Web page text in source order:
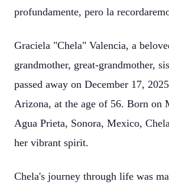
profundamente, pero la
Graciela "Chela" Valencia, a
grandmother, great-grandmother,
passed away on December 17,
Arizona, at the age of 56. Born on
Agua Prieta, Sonora, Mexico,
her vibrant spirit.
Chela's journey through life was